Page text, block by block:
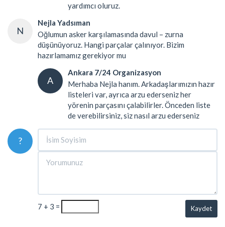
yardımcı oluruz.
N
Nejla Yadsıman
Oğlumun asker karşılamasında davul – zurna
düşünüyoruz. Hangi parçalar çalınıyor. Bizim
hazırlamamız gerekiyor mu
A
Ankara 7/24 Organizasyon
Merhaba Nejla hanım. Arkadaşlarımızın hazır
listeleri var, ayrıca arzu ederseniz her
yörenin parçasını çalabilirler. Önceden liste
de verebilirsiniz, siz nasıl arzu ederseniz
?
7 + 3 = Kaydet